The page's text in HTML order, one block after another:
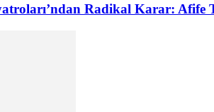
Radikal Karar: Afife